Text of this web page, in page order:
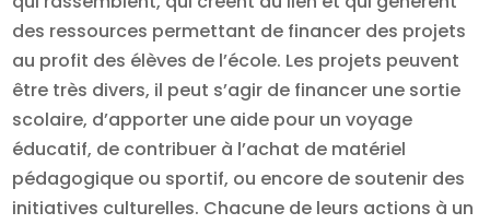
des ressources permettant de financer des projets
au profit des élèves de l’école. Les projets peuvent
être très divers, il peut s’agir de financer une sortie
scolaire, d’apporter une aide pour un voyage
éducatif, de contribuer à l’achat de matériel
pédagogique ou sportif, ou encore de soutenir des
initiatives culturelles. Chacune de leurs actions à un